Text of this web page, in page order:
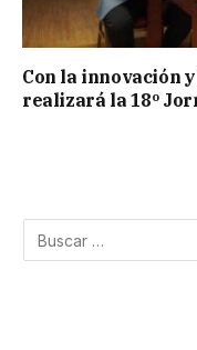
Con la innovación
realizará la 18º